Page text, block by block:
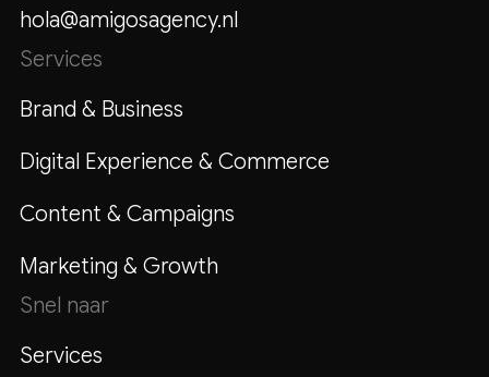
hola@amigosagency.nl
Services
Brand & Business
Digital Experience & Commerce
Content & Campaigns
Marketing & Growth
Snel naar
Services